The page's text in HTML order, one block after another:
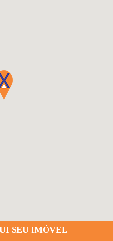
SEU IMÓVEL